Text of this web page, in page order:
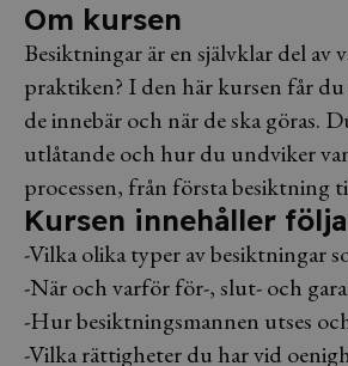
Om kursen
Besiktningar är en självklar del av
praktiken? I den här kursen får
de innebär och när de ska göras.
utlåtande och hur du undviker
processen, från första besiktning
Kursen innehåller
-Vilka olika typer av besiktningar
-När och varför för-, slut- och
-Hur besiktningsmannen utses
-Vilka rättigheter du har vid